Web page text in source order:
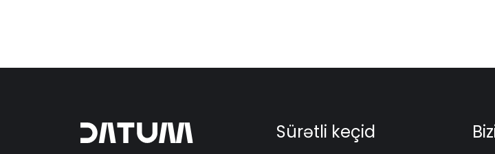
Sürətli keçid